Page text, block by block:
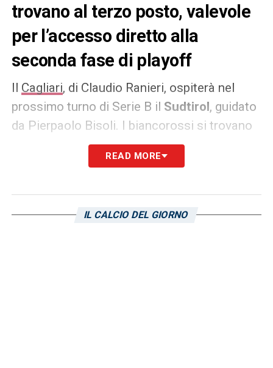
trovano al terzo posto, valevole
per l’accesso diretto alla
seconda fase di playoff
Il Cagliari, di Claudio Ranieri, ospiterà nel
prossimo turno di Serie B il Sudtirol, guidato
da Pierpaolo Bisoli. I biancorossi si trovano
al terzo posto, valevole per l’accesso diretto
alla seconda fase di playoff. Il match andrà
massimo il supporto del proprio pubblico.
READ MORE
IL CALCIO DEL GIORNO